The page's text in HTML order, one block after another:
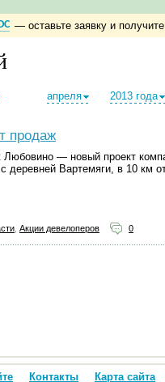
— оставьте заявку и
апреля 2013 года
продаж
Любовино — новый проект
деревней Вартемяги, в 10 км
Акции девелоперов 0
Контакты Карта сайта